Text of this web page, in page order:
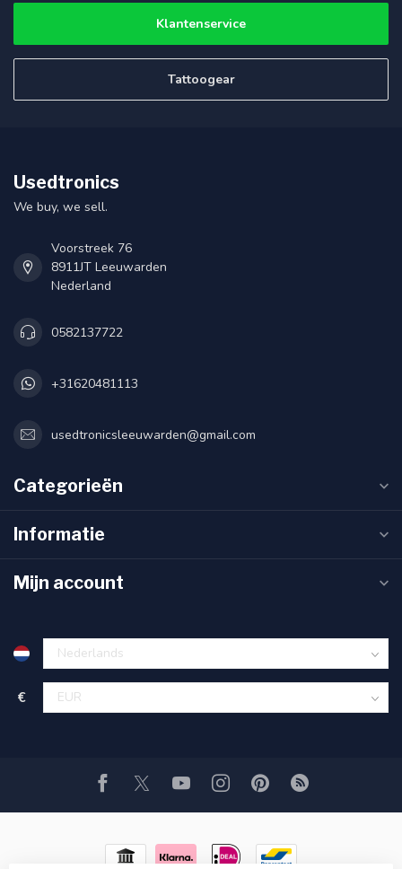
Klantenservice
Tattoogear
Usedtronics
We buy, we sell.
Voorstreek 76
8911JT Leeuwarden
Nederland
0582137722
+31620481113
usedtronicsleeuwarden@gmail.com
Categorieën
Informatie
Mijn account
€